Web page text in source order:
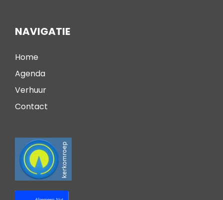
NAVIGATIE
Home
Agenda
Verhuur
Contact